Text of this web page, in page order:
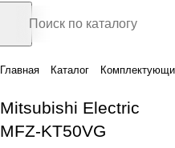
Главная Каталог
Mitsubishi Electric
MFZ-KT50VG